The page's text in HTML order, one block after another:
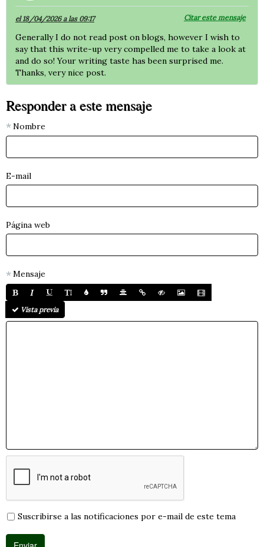
el 18/04/2026 a las 09:17 Citar este mensaje
Generally I do not read post on blogs, however I wish to
say that this write-up very compelled me to take a look at
and do so! Your writing taste has been surprised me.
Thanks, very nice post.
Responder a este mensaje
Nombre
E-mail
Página web
Mensaje
Vista previa
Suscribirse a las notificaciones por e-mail de este tema